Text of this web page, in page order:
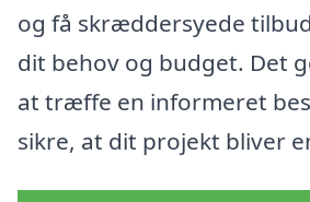
og få skræddersyede
dit behov og budget. Det
at træffe en informeret
sikre, at dit projekt bliver